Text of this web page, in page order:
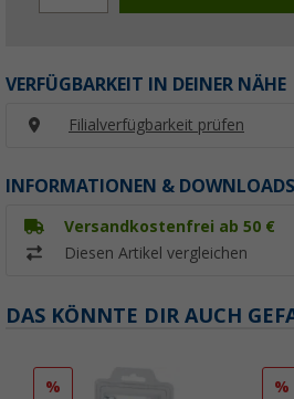
VERFÜGBARKEIT IN DEINER NÄHE
Filialverfügbarkeit prüfen
INFORMATIONEN & DOWNLOADS
Versandkostenfrei ab 50 €
Diesen Artikel vergleichen
DAS KÖNNTE DIR AUCH
% %